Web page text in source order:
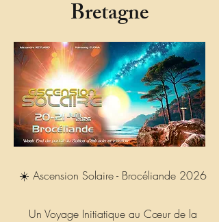
Bretagne
☀️ Ascension Solaire - Brocéliande 2026
Un Voyage Initiatique au Cœur de la